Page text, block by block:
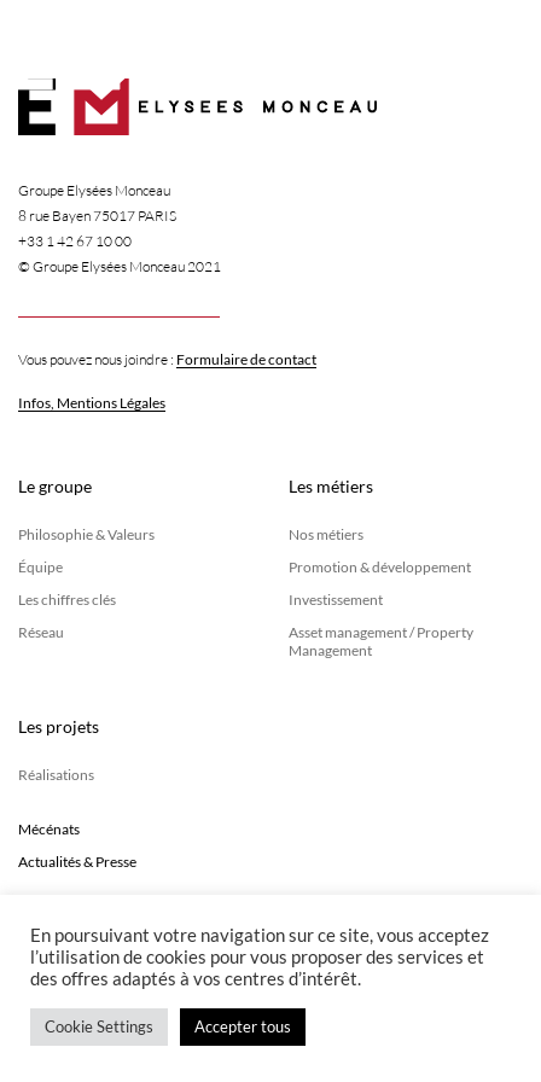
MÉTIERS
Groupe Elysées Monceau
8 rue Bayen 75017 PARIS
+33 1 42 67 10 00
© Groupe Elysées Monceau 2021
Vous pouvez nous joindre : Formulaire de contact
Infos, Mentions Légales
Le groupe
Philosophie & Valeurs
Équipe
Les chiffres clés
Réseau
Les métiers
Nos métiers
Promotion & développement
Investissement
Asset management / Property
Management
Les projets
Réalisations
Mécénats
Actualités & Presse
En poursuivant votre navigation sur ce site, vous acceptez
l’utilisation de cookies pour vous proposer des services et
des offres adaptés à vos centres d’intérêt.
Cookie Settings Accepter tous